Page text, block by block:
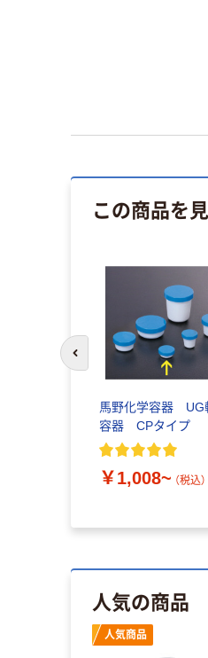
この商品を
馬野化学容器 UG
容器 CPタイプ
￥1,008~ （税込）
人気の商品
人気商品